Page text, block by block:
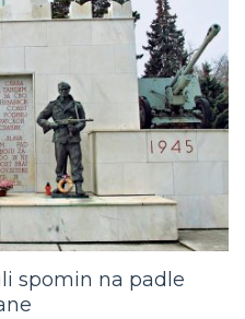
spomin na padle